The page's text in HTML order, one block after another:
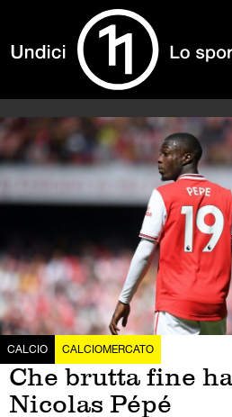
CALCIO CALCIOMERCATO
Che brutta fine
Nicolas Pépé